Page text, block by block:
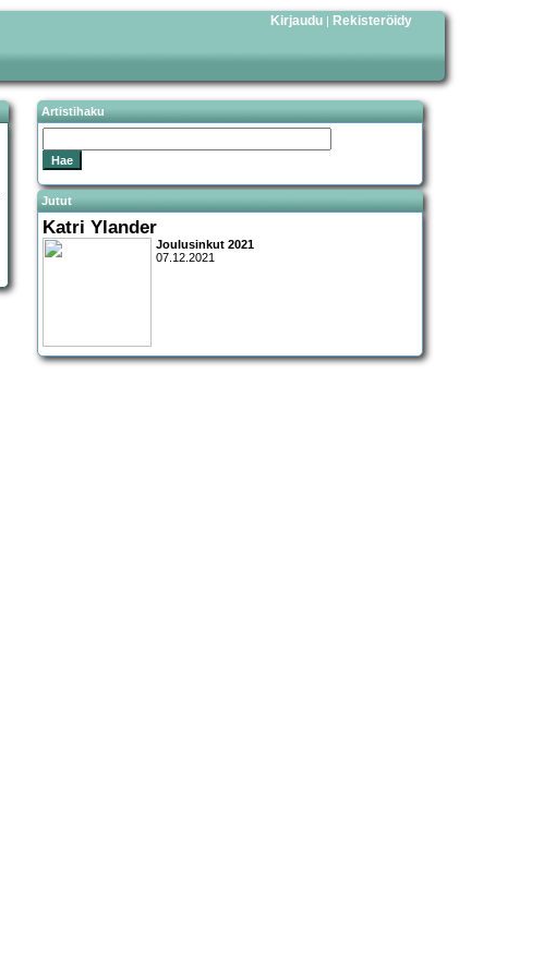
Kirjaudu | Rekisteröidy
Artistihaku
Jutut
Katri Ylander
Joulusinkut 2021
07.12.2021